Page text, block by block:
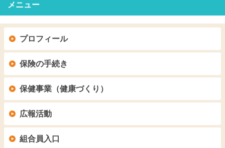
メニュー
プロフィール
保険の手続き
保健事業（健康づくり）
広報活動
組合員入口